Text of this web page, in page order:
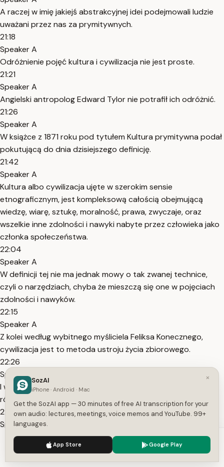
A raczej w imię jakiejś abstrakcyjnej idei podejmowali ludzie
uważani przez nas za prymitywnych.
21:18
Speaker A
Odróżnienie pojęć kultura i cywilizacja nie jest proste.
21:21
Speaker A
Angielski antropolog Edward Tylor nie potrafił ich odróżnić.
21:26
Speaker A
W książce z 1871 roku pod tytułem Kultura prymitywna podał
pokutującą do dnia dzisiejszego definicję.
21:42
Speaker A
Kultura albo cywilizacja ujęte w szerokim sensie
etnograficznym, jest kompleksową całością obejmującą
wiedzę, wiarę, sztukę, moralność, prawa, zwyczaje, oraz
wszelkie inne zdolności i nawyki nabyte przez człowieka jako
członka społeczeństwa.
22:04
Speaker A
W definicji tej nie ma jednak mowy o tak zwanej technice,
czyli o narzędziach, chyba że mieszczą się one w pojęciach
zdolności i nawyków.
22:15
Speaker A
Z kolei według wybitnego myśliciela Feliksa Konecznego,
cywilizacja jest to metoda ustroju życia zbiorowego.
22:26
Speaker A
I w obrębie tak zdefiniowanych cywilizacji mogą powstawać
różne kultury, będące odmianami cywilizacji.
22:34
Speaker A
Definicji kultury i cywilizacji pojawiło się mnóstwo.
22:40
Speaker A
We use cookies to enhance your experience.
×
SozAI
iPhone · Android · Mac
Get the SozAI app — 30 minutes of free AI transcription for your
own audio: lectures, meetings, voice memos and YouTube. 99+
languages.
App Store Google Play